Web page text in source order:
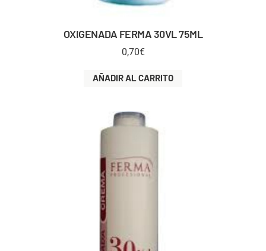
OXIGENADA FERMA 30VL 75ML
0,70€
AÑADIR AL CARRITO